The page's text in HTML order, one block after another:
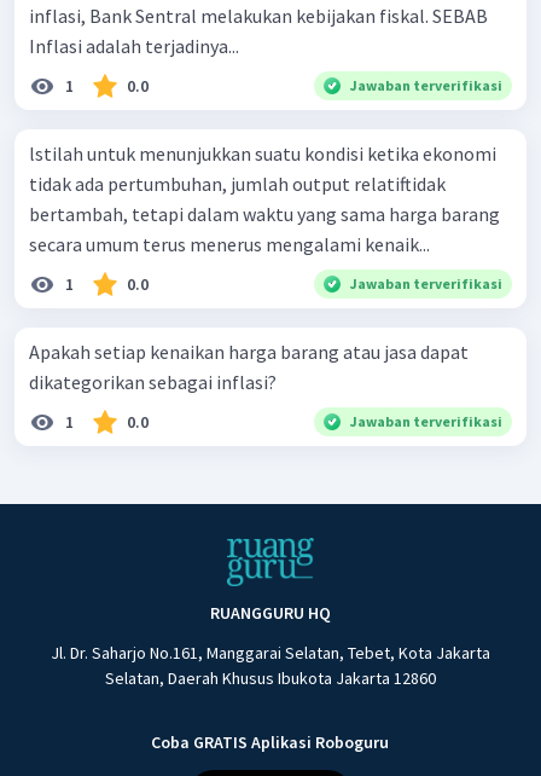
inflasi, Bank Sentral melakukan kebijakan fiskal. SEBAB
Inflasi adalah terjadinya...
1 0.0 Jawaban terverifikasi
lstilah untuk menunjukkan suatu kondisi ketika ekonomi
tidak ada pertumbuhan, jumlah output relatiftidak
bertambah, tetapi dalam waktu yang sama harga barang
secara umum terus menerus mengalami kenaik...
1 0.0 Jawaban terverifikasi
Apakah setiap kenaikan harga barang atau jasa dapat
dikategorikan sebagai inflasi?
1 0.0 Jawaban terverifikasi
RUANGGURU HQ
Jl. Dr. Saharjo No.161, Manggarai Selatan, Tebet, Kota Jakarta
Selatan, Daerah Khusus Ibukota Jakarta 12860
Coba GRATIS Aplikasi Roboguru